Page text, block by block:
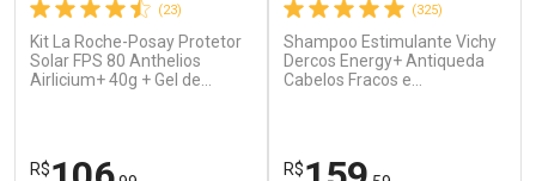
Ativar Desconto
Comprar sem Desconto
Ativar Desconto
Comprar sem Desconto
(23)
Kit La Roche-Posay Protetor
Solar FPS 80 Anthelios
Airlicium+ 40g + Gel de
R$
(325)
Shampoo Estimulante Vichy
Dercos Energy+ Antiqueda
Cabelos Fracos e
R$